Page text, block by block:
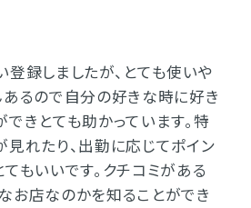
録しましたが、とても使いや
あるので自分の好きな時に好き
きとても助かっています。特
見れたり、出勤に応じてポイン
もいいです。クチコミがある
お店なのかを知ることができ